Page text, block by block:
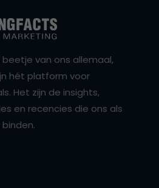
van ons allemaal,
hét platform voor
Het zijn de insights,
en recencies die ons als